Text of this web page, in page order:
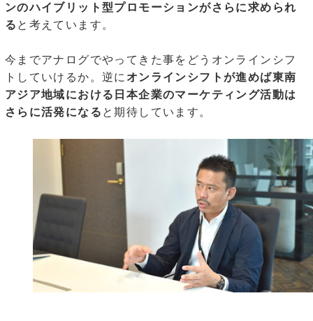
ンのハイブリット型プロモーションがさらに求められ
る と考えています。
今までアナログでやってきた事をどうオンラインシフ
トしていけるか。逆に オンラインシフトが進めば東南
アジア地域における日本企業のマーケティング活動は
さらに活発になる と期待しています。